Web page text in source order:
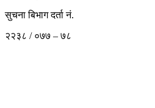
सुचना बिभाग दर्ता नं.
२२३८ / ०७७ – ७८